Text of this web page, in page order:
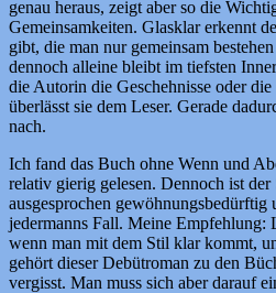
genau heraus, zeigt aber so die
Gemeinsamkeiten. Glasklar erkennt
gibt, die man nur gemeinsam
dennoch alleine bleibt im tiefsten
die Autorin die Geschehnisse oder
überlässt sie dem Leser. Gerade
nach.
Ich fand das Buch ohne Wenn und
relativ gierig gelesen. Dennoch ist
ausgesprochen gewöhnungsbedürftig
jedermanns Fall. Meine Empfehlung:
wenn man mit dem Stil klar kommt,
gehört dieser Debütroman zu den
vergisst. Man muss sich aber darauf